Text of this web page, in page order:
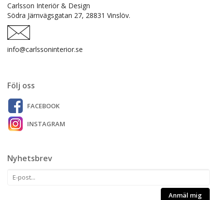
Carlsson Interiör & Design
Södra Järnvägsgatan 27, 28831 Vinslöv.
info@carlssoninterior.se
Följ oss
FACEBOOK
INSTAGRAM
Nyhetsbrev
Anmäl mig